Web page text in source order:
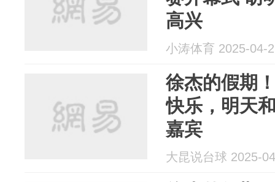
高兴
小涛体育 2025-04-
徐杰的假期
快乐，明天
嘉宾
大昆说台球 2025-